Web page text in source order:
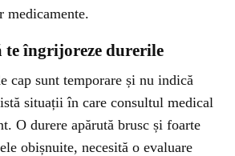
medicamente.
te îngrijoreze durerile
cap sunt temporare și nu indică
situații în care consultul medical
O durere apărută brusc și foarte
obișnuite, necesită o evaluare